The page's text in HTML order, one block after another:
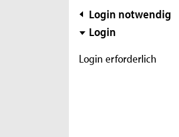
hier:
Subnavigation
Login notwendig
Login
Login erforderlich